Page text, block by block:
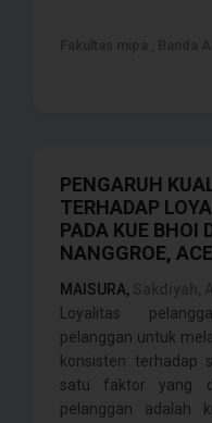
PENGARUH
TERHADAP
PADA KUE BHOI
NANGGROE,
MAISURA,
Loyalitas
pelanggan untuk
konsisten terhadap
satu faktor yang
pelanggan adalah